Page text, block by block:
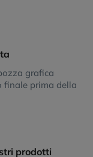
grafica
finale prima della
prodotti